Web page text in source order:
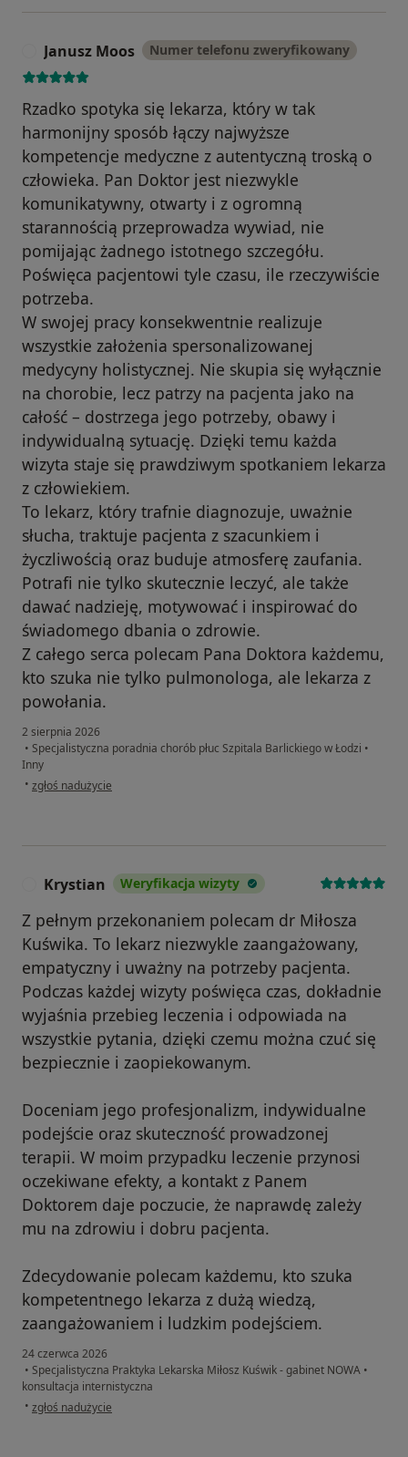
Janusz Moos Numer telefonu zweryfikowany
Rzadko spotyka się lekarza, który w tak
harmonijny sposób łączy najwyższe
kompetencje medyczne z autentyczną troską o
człowieka. Pan Doktor jest niezwykle
komunikatywny, otwarty i z ogromną
starannością przeprowadza wywiad, nie
pomijając żadnego istotnego szczegółu.
Poświęca pacjentowi tyle czasu, ile rzeczywiście
potrzeba.
W swojej pracy konsekwentnie realizuje
wszystkie założenia spersonalizowanej
medycyny holistycznej. Nie skupia się wyłącznie
na chorobie, lecz patrzy na pacjenta jako na
całość – dostrzega jego potrzeby, obawy i
indywidualną sytuację. Dzięki temu każda
wizyta staje się prawdziwym spotkaniem lekarza
z człowiekiem.
To lekarz, który trafnie diagnozuje, uważnie
słucha, traktuje pacjenta z szacunkiem i
życzliwością oraz buduje atmosferę zaufania.
Potrafi nie tylko skutecznie leczyć, ale także
dawać nadzieję, motywować i inspirować do
świadomego dbania o zdrowie.
Z całego serca polecam Pana Doktora każdemu,
kto szuka nie tylko pulmonologa, ale lekarza z
powołania.
2 sierpnia 2026
• Specjalistyczna poradnia chorób płuc Szpitala Barlickiego w Łodzi •
Inny
• w opinii użytkownika Janusz Moos
zgłoś nadużycie
Krystian Weryfikacja wizyty
Z pełnym przekonaniem polecam dr Miłosza
Kuświka. To lekarz niezwykle zaangażowany,
empatyczny i uważny na potrzeby pacjenta.
Podczas każdej wizyty poświęca czas, dokładnie
wyjaśnia przebieg leczenia i odpowiada na
wszystkie pytania, dzięki czemu można czuć się
bezpiecznie i zaopiekowanym.
Doceniam jego profesjonalizm, indywidualne
podejście oraz skuteczność prowadzonej
terapii. W moim przypadku leczenie przynosi
oczekiwane efekty, a kontakt z Panem
Doktorem daje poczucie, że naprawdę zależy
mu na zdrowiu i dobru pacjenta.
Zdecydowanie polecam każdemu, kto szuka
kompetentnego lekarza z dużą wiedzą,
zaangażowaniem i ludzkim podejściem.
24 czerwca 2026
• Specjalistyczna Praktyka Lekarska Miłosz Kuświk - gabinet NOWA •
konsultacja internistyczna
• w opinii użytkownika Krystian
zgłoś nadużycie